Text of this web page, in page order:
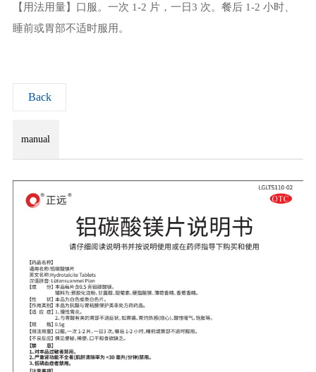
【用法用量】口服。一次 1-2 片，一日3 次。餐后 1-2 小时、
睡前或胃部不适时服用。
Back
manual